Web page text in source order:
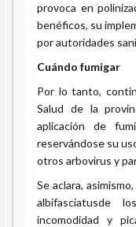
provoca en
benéficos, su
por autoridades
Cuándo fumigar
Por lo tanto,
Salud de la
aplicación de
reservándose su
otros arbovirus y
Se aclara,
albifasciatusde
incomodidad y